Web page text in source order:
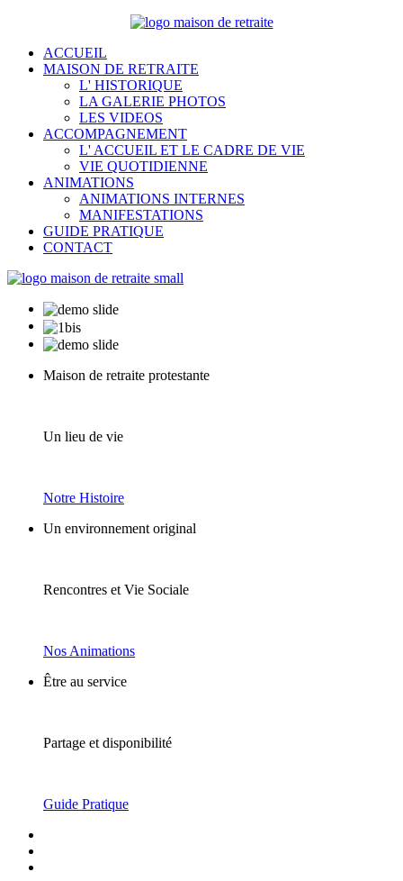
ACCUEIL
MAISON DE RETRAITE
L' HISTORIQUE
LA GALERIE PHOTOS
LES VIDEOS
ACCOMPAGNEMENT
L' ACCUEIL ET LE CADRE DE VIE
VIE QUOTIDIENNE
ANIMATIONS
ANIMATIONS INTERNES
MANIFESTATIONS
GUIDE PRATIQUE
CONTACT
Maison de retraite protestante
Un lieu de vie
Notre Histoire
Un environnement original
Rencontres et Vie Sociale
Nos Animations
Être au service
Partage et disponibilité
Guide Pratique